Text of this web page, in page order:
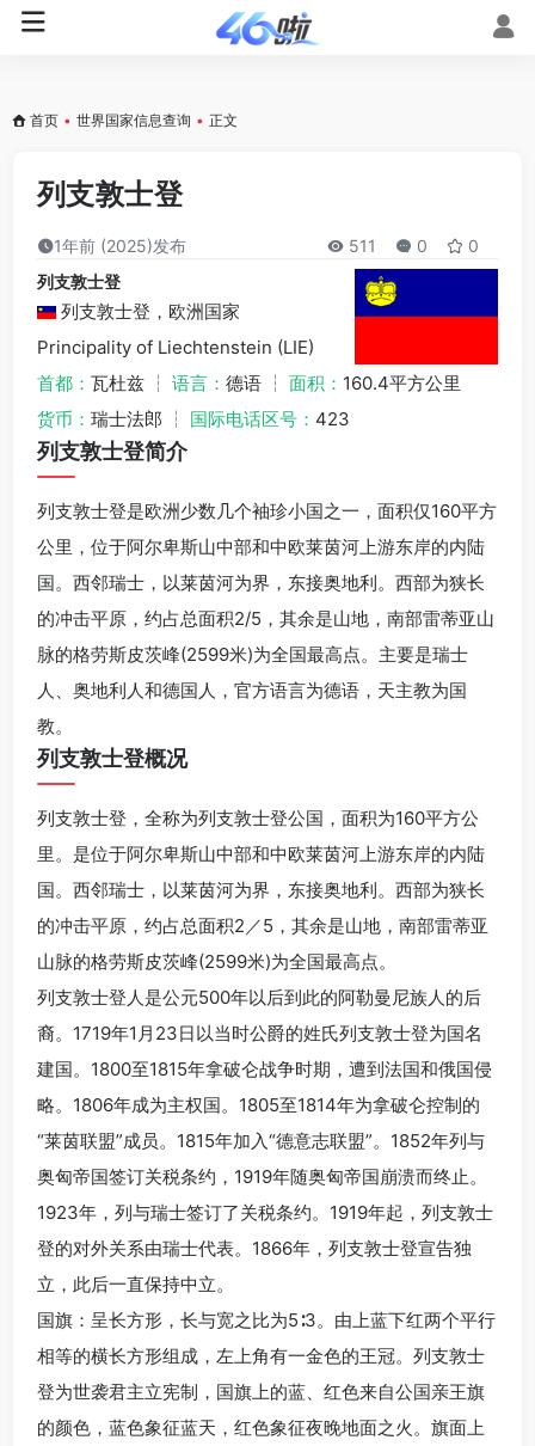
首页 • 世界国家信息查询 • 正文
列支敦士登
1年前 (2025)发布 511 0
0
列支敦士登
列支敦士登，欧洲国家
Principality of Liechtenstein (LIE)
首都： 瓦杜兹 ┆ 语言： 德语 ┆ 面积： 160.4平方公里
货币： 瑞士法郎 ┆ 国际电话区号： 423
列支敦士登简介
列支敦士登是欧洲少数几个袖珍小国之一，面积仅160平方
公里，位于阿尔卑斯山中部和中欧莱茵河上游东岸的内陆
国。西邻瑞士，以莱茵河为界，东接奥地利。西部为狭长
的冲击平原，约占总面积2/5，其余是山地，南部雷蒂亚山
脉的格劳斯皮茨峰(2599米)为全国最高点。主要是瑞士
人、奥地利人和德国人，官方语言为德语，天主教为国
教。
列支敦士登概况
列支敦士登，全称为列支敦士登公国，面积为160平方公
里。是位于阿尔卑斯山中部和中欧莱茵河上游东岸的内陆
国。西邻瑞士，以莱茵河为界，东接奥地利。西部为狭长
的冲击平原，约占总面积2／5，其余是山地，南部雷蒂亚
山脉的格劳斯皮茨峰(2599米)为全国最高点。
列支敦士登人是公元500年以后到此的阿勒曼尼族人的后
裔。1719年1月23日以当时公爵的姓氏列支敦士登为国名
建国。1800至1815年拿破仑战争时期，遭到法国和俄国侵
略。1806年成为主权国。1805至1814年为拿破仑控制的
“莱茵联盟”成员。1815年加入“德意志联盟”。1852年列与
奥匈帝国签订关税条约，1919年随奥匈帝国崩溃而终止。
1923年，列与瑞士签订了关税条约。1919年起，列支敦士
登的对外关系由瑞士代表。1866年，列支敦士登宣告独
立，此后一直保持中立。
国旗：呈长方形，长与宽之比为5∶3。由上蓝下红两个平行
相等的横长方形组成，左上角有一金色的王冠。列支敦士
登为世袭君主立宪制，国旗上的蓝、红色来自公国亲王旗
的颜色，蓝色象征蓝天，红色象征夜晚地面之火。旗面上